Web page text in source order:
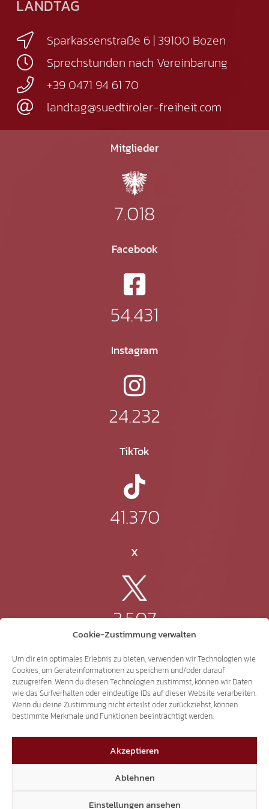
Cookie-Zustimmung verwalten
Um dir ein optimales Erlebnis zu bieten, verwenden wir Technologien wie
Cookies, um Geräteinformationen zu speichern und/oder darauf
zuzugreifen. Wenn du diesen Technologien zustimmst, können wir Daten
wie das Surfverhalten oder eindeutige IDs auf dieser Website verarbeiten.
Wenn du deine Zustimmung nicht erteilst oder zurückziehst, können
bestimmte Merkmale und Funktionen beeinträchtigt werden.
Akzeptieren
Ablehnen
Einstellungen ansehen
LANDTAG
Sparkassenstraße 6 | 39100 Bozen
Sprechstunden nach Vereinbarung
+39 0471 94 61 70
landtag@suedtiroler-freiheit.com
Mitglieder
7.018
Facebook
54.431
Instagram
24.232
TikTok
41.370
X
3.507
Threads
3.401
YouTube